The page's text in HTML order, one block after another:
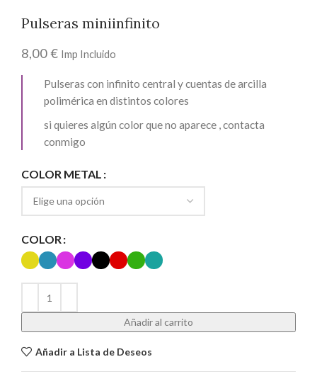
Pulseras miniinfinito
8,00€ Imp Incluido
Pulseras con infinito central y cuentas de arcilla
polimérica en distintos colores
si quieres algún color que no aparece , contacta
conmigo
COLOR METAL
COLOR
Añadir al carrito
Añadir a Lista de Deseos